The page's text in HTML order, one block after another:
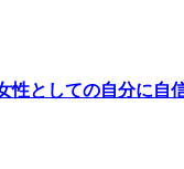
としての自分に自